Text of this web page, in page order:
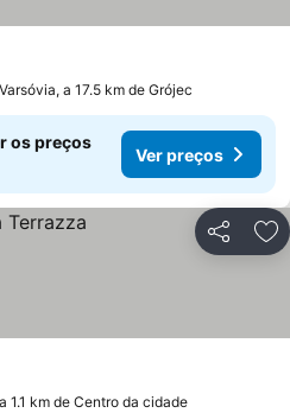
Varsóvia, a 17.5 km de Grójec
os preços
Ver preços
Partilhar
a 1.1 km de Centro da cidade